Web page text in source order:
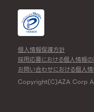
個人情報保護方針
採用応募における個人情報
お問い合わせにおける個人
Copyright(C)AZA Corp